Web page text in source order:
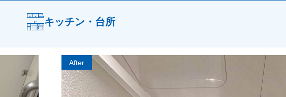
キッチン・台所
After